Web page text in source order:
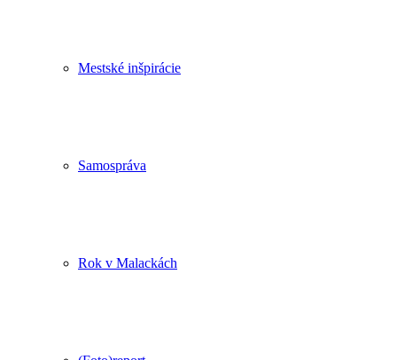
Mestské inšpirácie
Samospráva
Rok v Malackách